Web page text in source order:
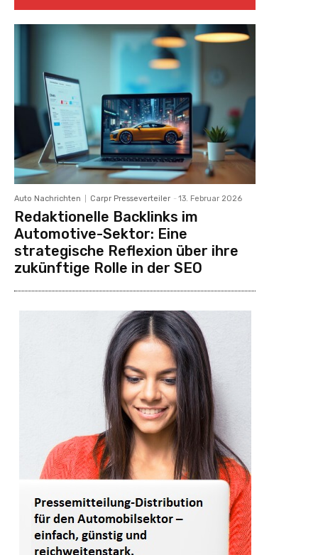
Auto Nachrichten Carpr Presseverteiler - 13. Februar 2026
Redaktionelle Backlinks im
Automotive-Sektor: Eine
strategische Reflexion über ihre
zukünftige Rolle in der SEO